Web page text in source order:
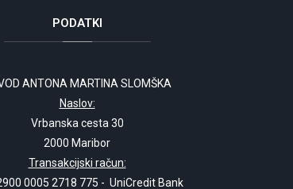
PODATKI
ANTONA MARTINA SLOMŠKA
Naslov:
Vrbanska cesta 30
2000 Maribor
Transakcijski račun:
0005 2718 775 - UniCredit Bank